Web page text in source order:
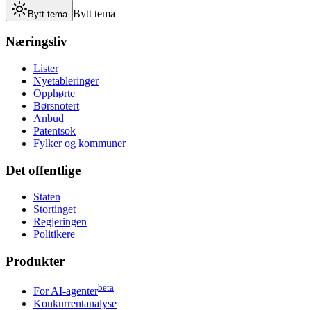
Bytt tema Bytt tema
Næringsliv
Lister
Nyetableringer
Opphørte
Børsnotert
Anbud
Patentsok
Fylker og kommuner
Det offentlige
Staten
Stortinget
Regjeringen
Politikere
Produkter
For AI-agenterbeta
Konkurrentanalyse